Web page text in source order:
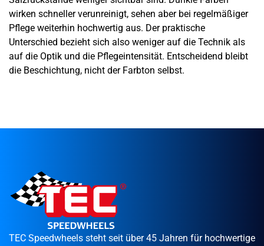
wirken schneller verunreinigt, sehen aber bei regelmäßiger
Pflege weiterhin hochwertig aus. Der praktische
Unterschied bezieht sich also weniger auf die Technik als
auf die Optik und die Pflegeintensität. Entscheidend bleibt
die Beschichtung, nicht der Farbton selbst.
TEC Speedwheels steht seit über 45 Jahren für hochwertige